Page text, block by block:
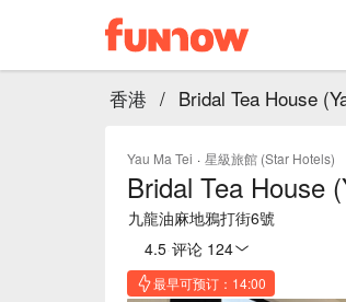
香港 / Bridal Tea House
Yau Ma Tei · 星級旅館 (Star Hotels)
Bridal Tea House
九龍油麻地鴉打街6號
4.5 评论 124
最早可预订：14:00